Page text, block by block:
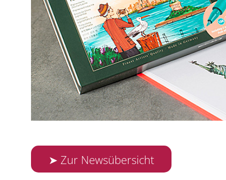
➤ Zur Newsübersicht